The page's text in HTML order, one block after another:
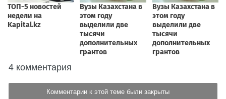
4 комментария
Комментарии к этой теме были закрыты